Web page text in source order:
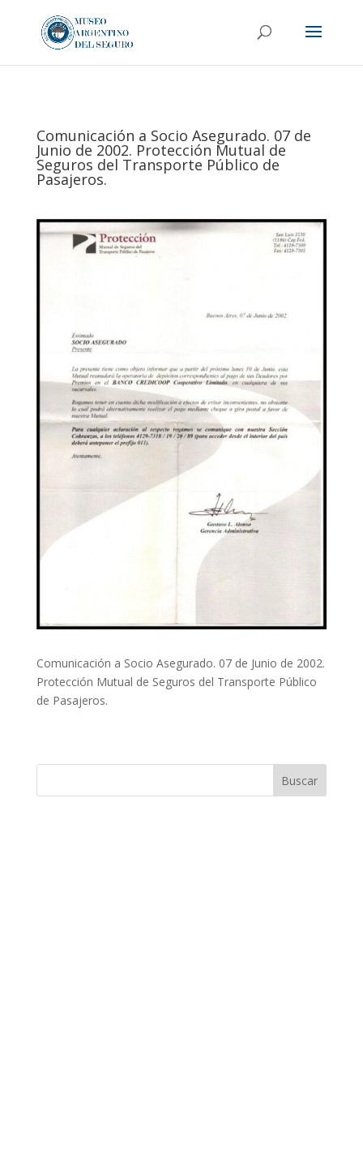
Comunicación a Socio Asegurado. 07 de
Junio de 2002. Protección Mutual de
Seguros del Transporte Público de
Pasajeros.
Comunicación a Socio Asegurado. 07 de Junio de 2002.
Protección Mutual de Seguros del Transporte Público
de Pasajeros.